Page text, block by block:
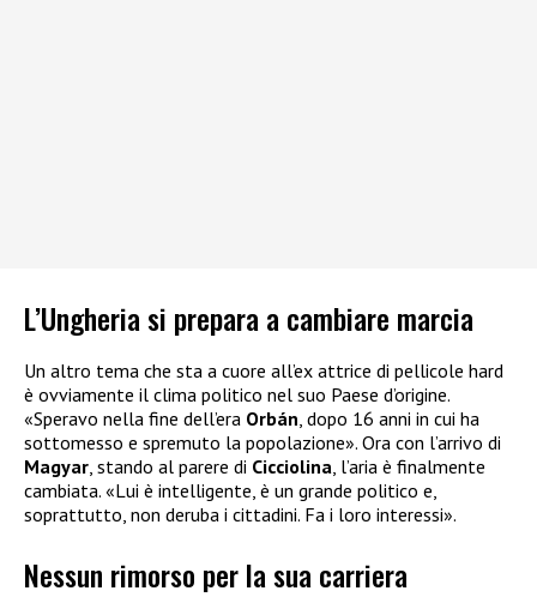
L’Ungheria si prepara a cambiare marcia
Un altro tema che sta a cuore all’ex attrice di pellicole hard
è ovviamente il clima politico nel suo Paese d’origine.
«Speravo nella fine dell’era Orbán , dopo 16 anni in cui ha
sottomesso e spremuto la popolazione». Ora con l’arrivo di
Magyar , stando al parere di Cicciolina , l’aria è finalmente
cambiata. «Lui è intelligente, è un grande politico e,
soprattutto, non deruba i cittadini. Fa i loro interessi».
Nessun rimorso per la sua carriera